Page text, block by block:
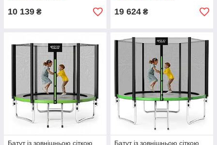
10 139 ₴ 19 624 ₴
Батут із зовнішньою сіткою
Батут із зовнішньою сіткою